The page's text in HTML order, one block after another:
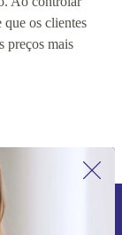
que os clientes
preços mais
pela